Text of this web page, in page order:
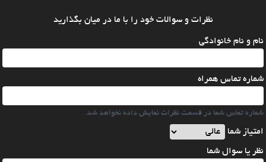
نظرات و سوالات خود را با ما در میان بگذارید
نام و نام خانوادگی
شماره تماس همراه
شماره تماس شما در قسمت نظرات نمایش داده نخواهد شد.
امتیاز شما
نظر یا سوال شما